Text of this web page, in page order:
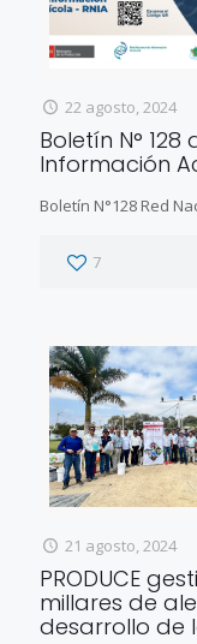
22 agosto, 2024
Boletín N°
Información
Boletín N°128 Red
7
21 agosto, 2024
PRODUCE
millares de
desarrollo de